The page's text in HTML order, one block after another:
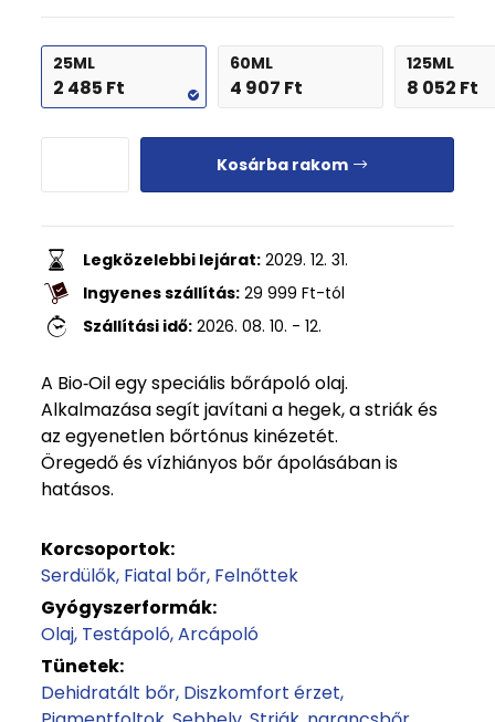
25ML
2 485 Ft
60ML
4 907 Ft
125ML
8 052 Ft
Kosárba rakom
Legközelebbi lejárat: 2029. 12. 31.
Ingyenes szállítás: 29 999 Ft-tól
Szállítási idő: 2026. 08. 10. - 12.
A Bio‑Oil egy speciális bőrápoló olaj.
Alkalmazása segít javítani a hegek, a striák és
az egyenetlen bőrtónus kinézetét.
Öregedő és vízhiányos bőr ápolásában is
hatásos.
Korcsoportok:
Serdülők Fiatal bőr Felnőttek
Gyógyszerformák:
Olaj Testápoló Arcápoló
Tünetek:
Dehidratált bőr Diszkomfort érzet